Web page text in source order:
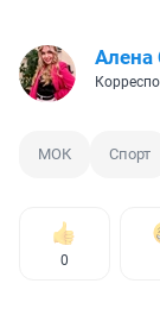
Алена
МОК Спорт
0